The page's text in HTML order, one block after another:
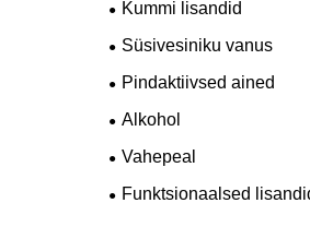
Kummi lisandid
Süsivesiniku vanus
Pindaktiivsed ained
Alkohol
Vahepeal
Funktsionaalsed